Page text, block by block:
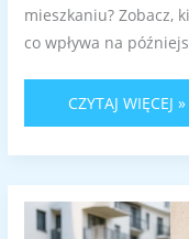
mieszkaniu? Zobacz,
co wpływa na
CZYTAJ WIĘCEJ »
MONTAŻ
KLIMATYZACJI